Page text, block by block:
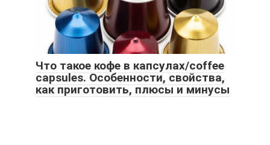
Что такое кофе в капсулах/coffee
capsules. Особенности, свойства,
как приготовить, плюсы и минусы